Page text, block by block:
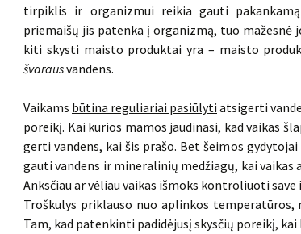
tirpiklis ir organizmui reikia gauti
priemaišų jis patenka į organizmą, tuo mažesnė
kiti skysti maisto produktai yra – maisto
švarausvandens.
Vaikams būtina reguliariai pasiūlyti atsigerti
poreikį. Kai kurios mamos jaudinasi, kad vaikas
gerti vandens, kai šis prašo. Bet šeimos
gauti vandens ir mineralinių medžiagų, kai
Anksčiau ar vėliau vaikas išmoks kontroliuoti
Troškulys priklauso nuo aplinkos
Tam, kad patenkinti padidėjusį skysčių poreikį,